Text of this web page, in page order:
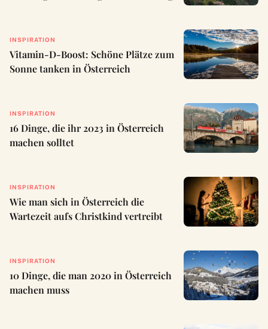
INSPIRATION
Vitamin-D-Boost: Schöne Plätze zum
Sonne tanken in Österreich
INSPIRATION
16 Dinge, die ihr 2023 in Österreich
machen solltet
INSPIRATION
Wie man sich in Österreich die
Wartezeit aufs Christkind vertreibt
INSPIRATION
10 Dinge, die man 2020 in Österreich
machen muss